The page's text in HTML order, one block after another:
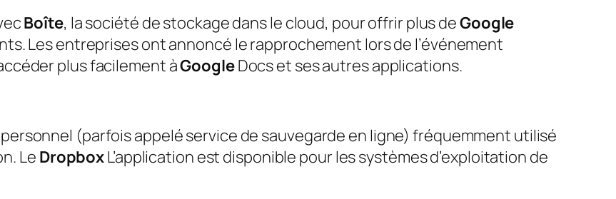
Boîte, la société de stockage dans le cloud, pour offrir plus deGoogle
Les entreprises ont annoncé le rapprochement lors de l’événement
plus facilement àGoogleDocs et ses autres applications.
(parfois appelé service de sauvegarde en ligne) fréquemment utilisé
Le DropboxL’application est disponible pour les systèmes d’exploitation de